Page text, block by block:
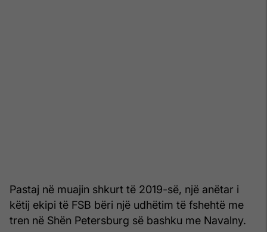
Pastaj në muajin shkurt të 2019-së, një anëtar i
këtij ekipi të FSB bëri një udhëtim të fshehtë me
tren në Shën Petersburg së bashku me Navalny.